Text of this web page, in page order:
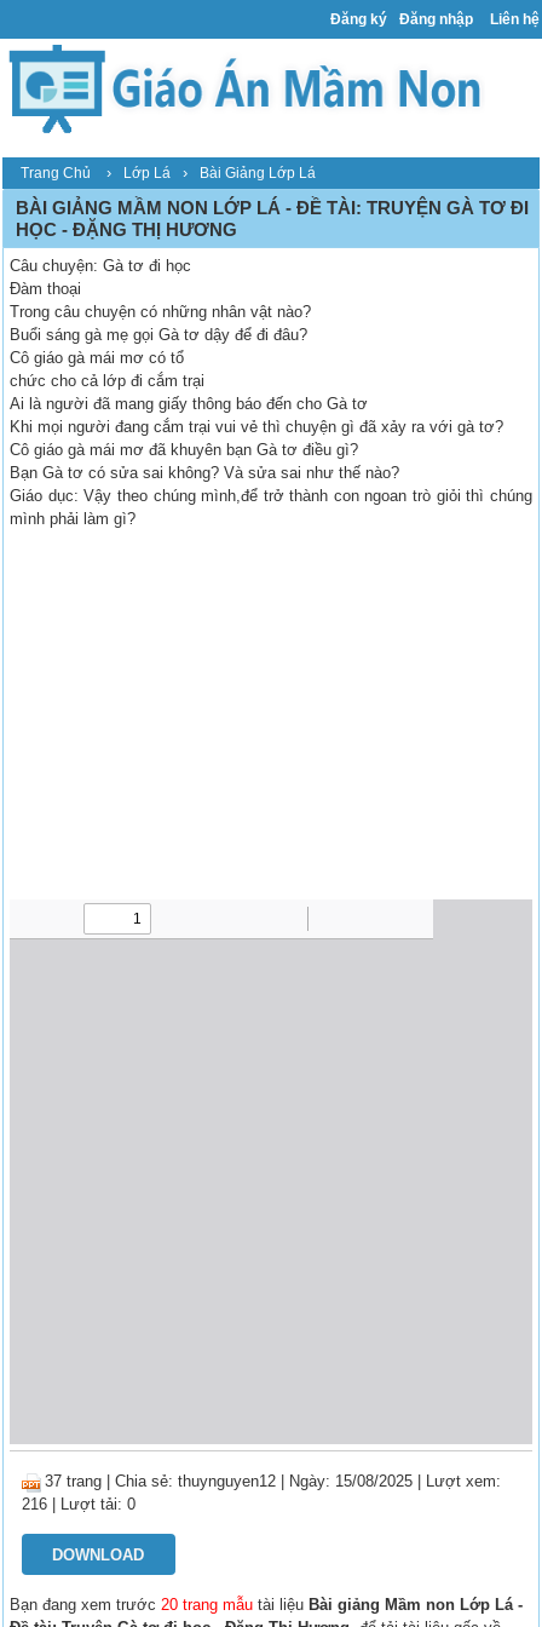
Đăng ký Đăng nhập Liên hệ
Trang Chủ › Lớp Lá › Bài Giảng Lớp Lá
BÀI GIẢNG MẦM NON LỚP LÁ - ĐỀ TÀI: TRUYỆN GÀ TƠ ĐI
HỌC - ĐẶNG THỊ HƯƠNG
Câu chuyện: Gà tơ đi học
Đàm thoại
Trong câu chuyện có những nhân vật nào?
Buổi sáng gà mẹ gọi Gà tơ dậy để đi đâu?
Cô giáo gà mái mơ có tổ
chức cho cả lớp đi cắm trại
Ai là người đã mang giấy thông báo đến cho Gà tơ
Khi mọi người đang cắm trại vui vẻ thì chuyện gì đã xảy ra với gà tơ?
Cô giáo gà mái mơ đã khuyên bạn Gà tơ điều gì?
Bạn Gà tơ có sửa sai không? Và sửa sai như thế nào?
Giáo dục: Vậy theo chúng mình,để trở thành con ngoan trò giỏi thì chúng
mình phải làm gì?
37 trang |Chia sẻ:thuynguyen12 | Ngày: 15/08/2025 | Lượt xem:
216 | Lượt tải: 0
DOWNLOAD
Bạn đang xem trước20 trang mẫu tài liệu Bài giảng Mầm non Lớp Lá -